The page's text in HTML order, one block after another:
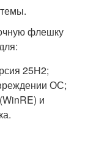
флешку
25H2;
ОС;
и